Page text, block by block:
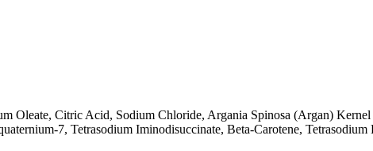
Oleate, Citric Acid, Sodium Chloride, Argania Spinosa (Argan)
7, Tetrasodium Iminodisuccinate, Beta-Carotene,